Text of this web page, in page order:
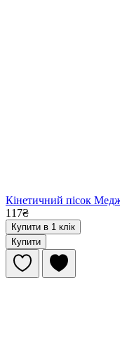
Кінетичний пісок
117₴
Купити в 1 клік
Купити